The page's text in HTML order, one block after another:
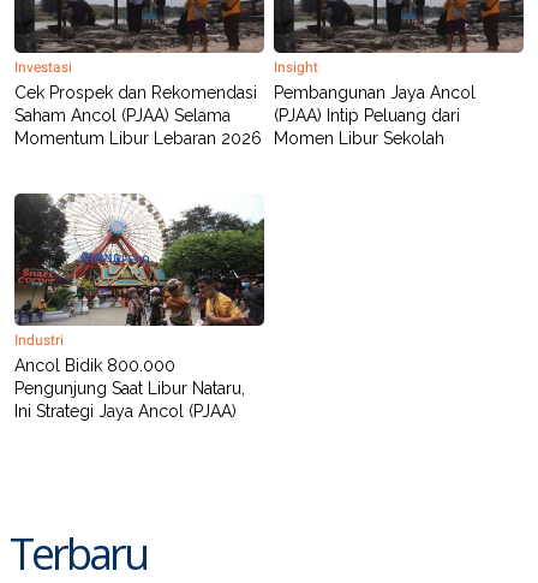
Investasi
Cek Prospek dan Rekomendasi
Saham Ancol (PJAA) Selama
Momentum Libur Lebaran 2026
Insight
Pembangunan Jaya Ancol
(PJAA) Intip Peluang dari
Momen Libur Sekolah
Industri
Ancol Bidik 800.000
Pengunjung Saat Libur Nataru,
Ini Strategi Jaya Ancol (PJAA)
Terbaru